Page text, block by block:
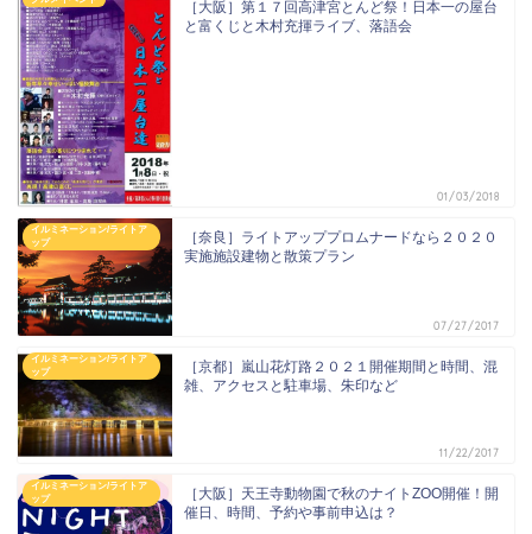
［大阪］第１７回高津宮とんど祭！日本一の屋台
と富くじと木村充揮ライブ、落語会
01/03/2018
イルミネーション/ライトア
ップ
［奈良］ライトアッププロムナードなら２０２０
実施施設建物と散策プラン
07/27/2017
イルミネーション/ライトア
ップ
［京都］嵐山花灯路２０２１開催期間と時間、混
雑、アクセスと駐車場、朱印など
11/22/2017
イルミネーション/ライトア
ップ
［大阪］天王寺動物園で秋のナイトZOO開催！開
催日、時間、予約や事前申込は？